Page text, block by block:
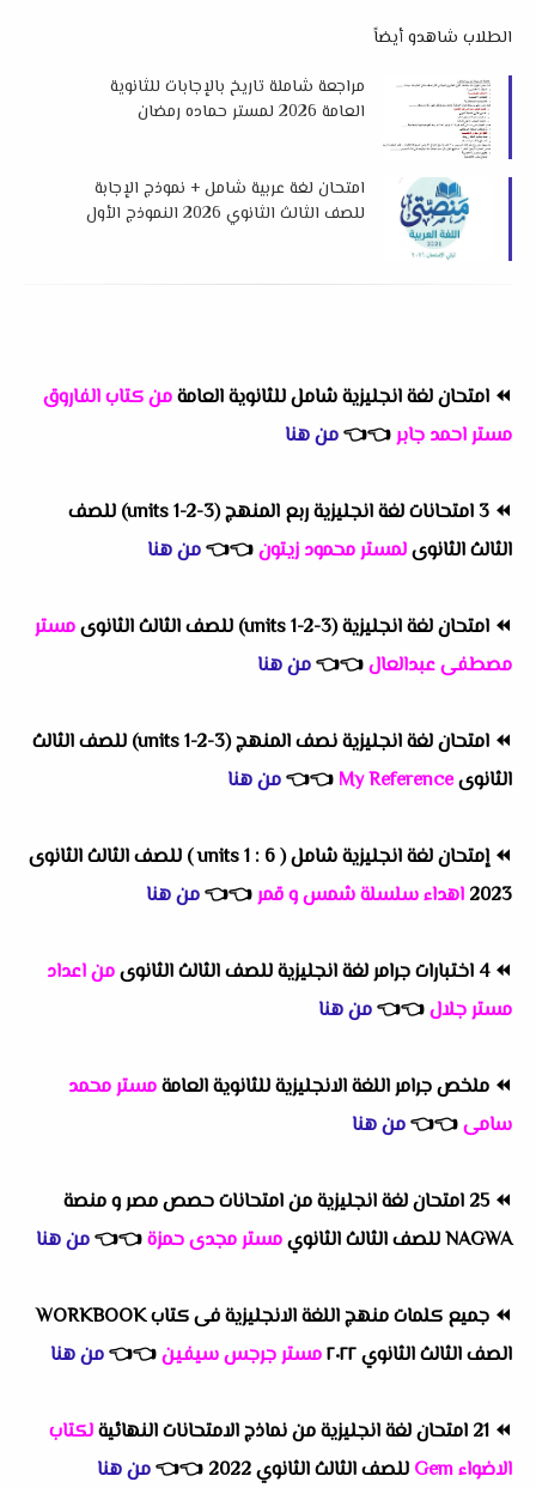
الطلاب شاهدو أيضاً
مراجعة شاملة تاريخ بالإجابات للثانوية
العامة 2026 لمستر حماده رمضان
امتحان لغة عربية شامل + نموذج الإجابة
للصف الثالث الثانوي 2026 النموذج الأول
⏪ امتحان لغة انجليزية شامل للثانوية العامةمن كتاب الفاروق
مستر احمد جابر👈
👈من هنا
⏪
3 امتحانات لغة انجليزية ربع المنهج (units 1-2-3) للصف
الثالث الثانوىلمستر محمود زيتون👈
👈من هنا
⏪ امتحان لغة انجليزية (units 1-2-3) للصف الثالث الثانوى
مستر
مصطفى عبدالعال👈
👈من هنا
⏪
امتحان لغة انجليزية نصف المنهج (units 1-2-3) للصف الثالث
الثانوىMy Reference
👈
👈من هنا
⏪
إمتحان لغة انجليزية شامل ( units 1 : 6 ) للصف الثالث الثانوى
2023 اهداء سلسلة شمس و قمر👈
👈من هنا
⏪4 اختبارات جرامر لغة انجليزية للصف الثالث الثانوى
من اعداد
مستر جلال👈
👈من هنا
⏪ ملخص جرامر اللغة الانجليزية للثانوية العامةمستر محمد
سامى👈
👈من هنا
⏪
25 امتحان لغة انجليزية من امتحانات حصص مصر و منصة
NAGWA للصف الثالث الثانوي
مستر مجدى حمزة👈
👈من هنا
⏪
جميع كلمات منهج اللغة الانجليزية فى كتاب WORKBOOK
الصف الثالث الثانوي ٢٠٢٢
مستر جرجس سيفين👈
👈من هنا
⏪ 21 امتحان لغة انجليزية من نماذج الامتحانات النهائية
لكتاب
الاضواء Gem
للصف الثالث الثانوي 2022 👈
👈من هنا